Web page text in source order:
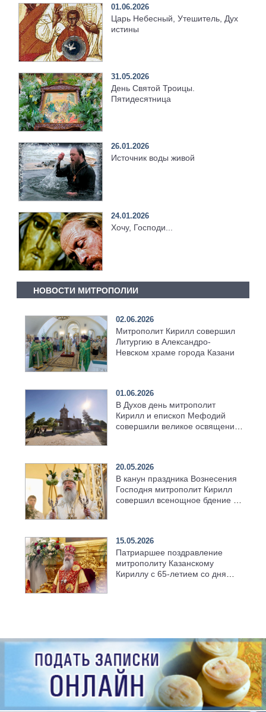
01.06.2026
Царь Небесный, Утешитель, Дух
истины
31.05.2026
День Святой Троицы.
Пятидесятница
26.01.2026
Источник воды живой
24.01.2026
Хочу, Господи...
НОВОСТИ МИТРОПОЛИИ
02.06.2026
Митрополит Кирилл совершил
Литургию в Александро-
Невском храме города Казани
01.06.2026
В Духов день митрополит
Кирилл и епископ Мефодий
совершили великое освящение
20.05.2026
В канун праздника Вознесения
Господня митрополит Кирилл
совершил всенощное бдение в
15.05.2026
Патриаршее поздравление
митрополиту Казанскому
Кириллу с 65-летием со дня